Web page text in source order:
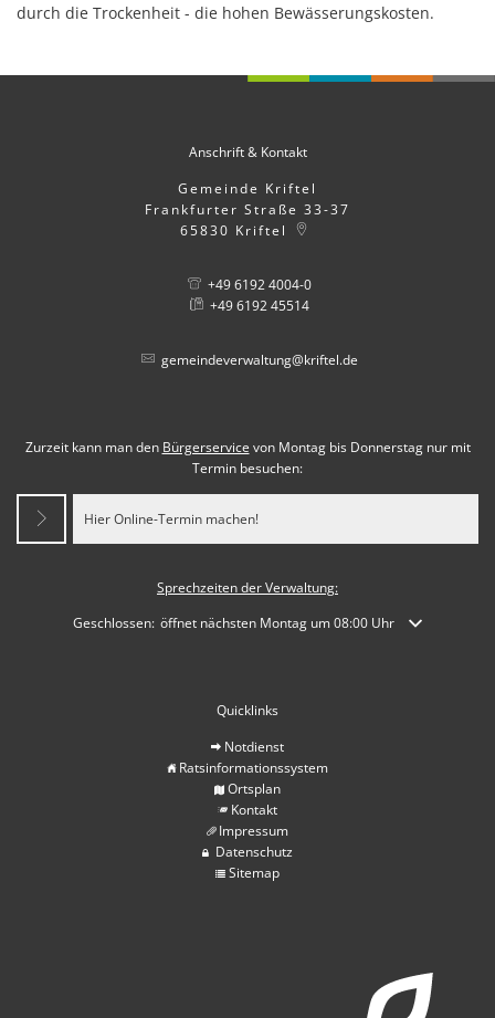
durch die Trockenheit - die hohen Bewässerungskosten.
Anschrift & Kontakt
Gemeinde Kriftel
Frankfurter Straße 33-37
65830 Kriftel
+49 6192 4004-0
+49 6192 45514
gemeindeverwaltung@kriftel.de
Zurzeit kann man den Bürgerservice von Montag bis Donnerstag nur mit
Termin besuchen:
Hier Online-Termin machen!
Sprechzeiten der Verwaltung:
Klicken, um weitere Öffnungs- oder Schließzeiten auszublenden
Geschlossen: öffnet nächsten Montag um 08:00 Uhr
Quicklinks
Notdienst
Ratsinformationssystem
Ortsplan
Kontakt
Impressum
Datenschutz
Sitemap